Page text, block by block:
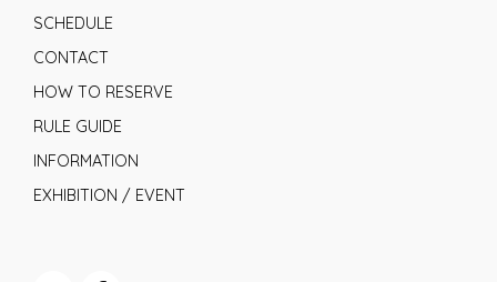
SCHEDULE
CONTACT
HOW TO RESERVE
RULE GUIDE
INFORMATION
EXHIBITION / EVENT